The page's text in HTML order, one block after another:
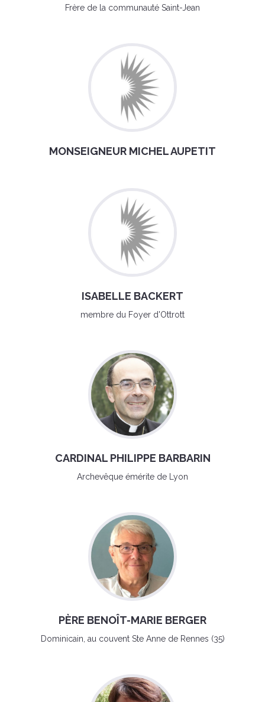
Frère de la communauté Saint-Jean
MONSEIGNEUR MICHEL AUPETIT
ISABELLE BACKERT
membre du Foyer d'Ottrott
CARDINAL PHILIPPE BARBARIN
Archevêque émérite de Lyon
PÈRE BENOÎT-MARIE BERGER
Dominicain, au couvent Ste Anne de Rennes (35)